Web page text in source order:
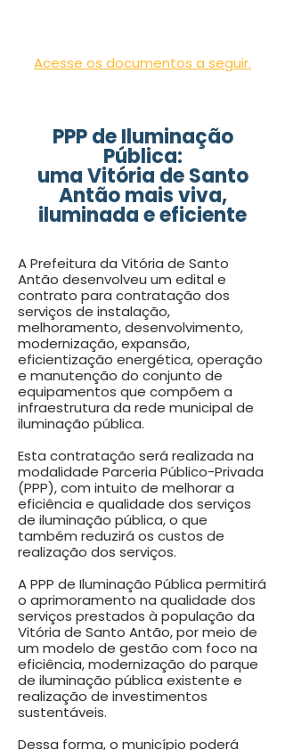
Acesse os documentos a seguir.
PPP de Iluminação
Pública:
uma Vitória de Santo
Antão mais viva,
iluminada e eficiente
A Prefeitura da Vitória de Santo
Antão desenvolveu um edital e
contrato para contratação dos
serviços de instalação,
melhoramento, desenvolvimento,
modernização, expansão,
eficientização energética, operação
e manutenção do conjunto de
equipamentos que compõem a
infraestrutura da rede municipal de
iluminação pública.
Esta contratação será realizada na
modalidade Parceria Público-Privada
(PPP), com intuito de melhorar a
eficiência e qualidade dos serviços
de iluminação pública, o que
também reduzirá os custos de
realização dos serviços.
A PPP de Iluminação Pública permitirá
o aprimoramento na qualidade dos
serviços prestados à população da
Vitória de Santo Antão, por meio de
um modelo de gestão com foco na
eficiência, modernização do parque
de iluminação pública existente e
realização de investimentos
sustentáveis.
Dessa forma, o município poderá